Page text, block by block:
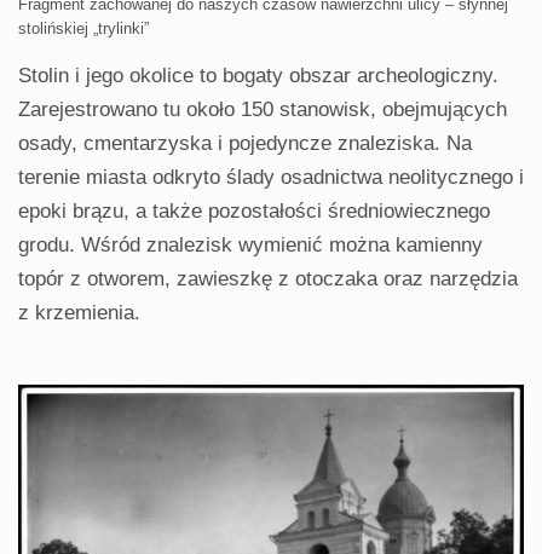
Fragment zachowanej do naszych czasów nawierzchni ulicy – słynnej
stolińskiej „trylinki”
Stolin i jego okolice to bogaty obszar archeologiczny.
Zarejestrowano tu około 150 stanowisk, obejmujących
osady, cmentarzyska i pojedyncze znaleziska. Na
terenie miasta odkryto ślady osadnictwa neolitycznego i
epoki brązu, a także pozostałości średniowiecznego
grodu. Wśród znalezisk wymienić można kamienny
topór z otworem, zawieszkę z otoczaka oraz narzędzia
z krzemienia.